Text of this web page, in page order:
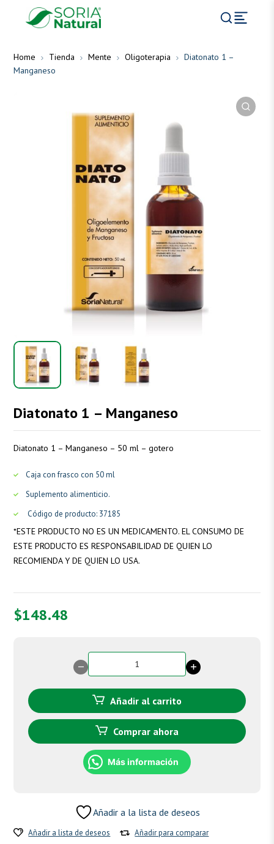
Home Tienda Mente Oligoterapia
Diatonato 1 –
Manganeso
Diatonato 1 – Manganeso
Diatonato 1 – Manganeso – 50 ml – gotero
Caja con frasco con 50 ml
Suplemento alimenticio.
Código de producto: 37185
*ESTE PRODUCTO NO ES UN MEDICAMENTO. EL CONSUMO DE
ESTE PRODUCTO ES RESPONSABILIDAD DE QUIEN LO
RECOMIENDA Y DE QUIEN LO USA.
$148.48
Diatonato
1
Manganeso
cantidad
Añadir al carrito
Comprar ahora
Más información
Añadir a la lista de deseos
Añadir a lista de deseos Añadir para comparar